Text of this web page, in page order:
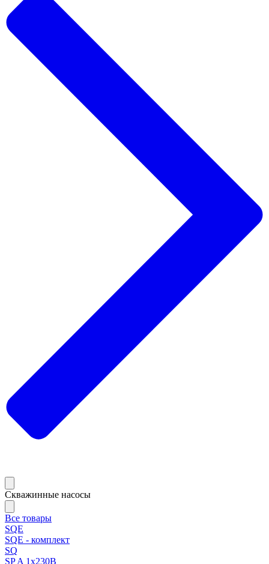
Скважинные насосы
Все товары
SQE
SQE - комплект
SQ
SP A 1x230В